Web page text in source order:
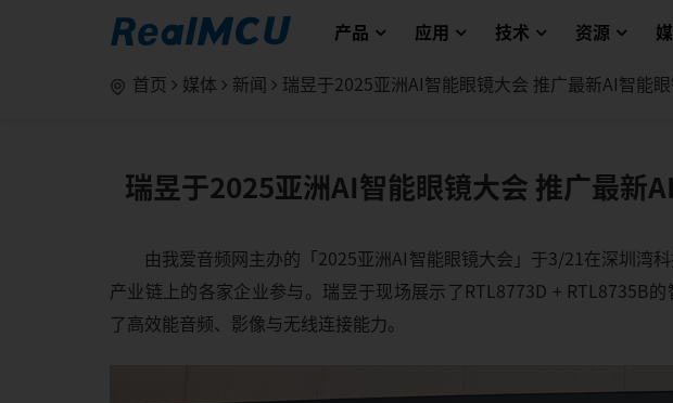
产品 应用 技术 资源
首页 媒体 新闻 瑞昱于2025亚洲AI智能眼镜大会 推广最新AI智能
瑞昱于2025亚洲AI智能眼镜大会 推广最新
由我爱音频网主办的「2025亚洲AI智能眼镜大会」于3/21在深圳湾
产业链上的各家企业参与。瑞昱于现场展示了RTL8773D + RTL8735B
了高效能音频、影像与无线连接能力。